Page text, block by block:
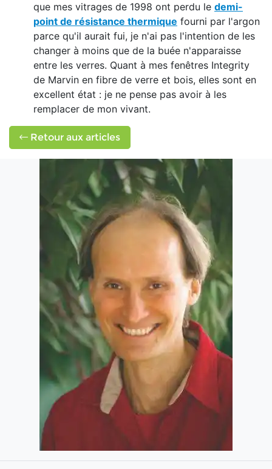
que mes vitrages de 1998 ont perdu le demi-
point de résistance thermique fourni par l'argon
parce qu'il aurait fui, je n'ai pas l'intention de les
changer à moins que de la buée n'apparaisse
entre les verres. Quant à mes fenêtres Integrity
de Marvin en fibre de verre et bois, elles sont en
excellent état : je ne pense pas avoir à les
remplacer de mon vivant.
Retour aux articles